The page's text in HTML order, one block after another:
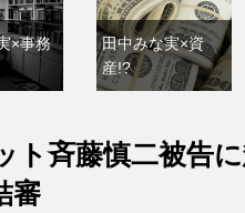
×事務
田中みな実×資
産!?
ト斉藤慎二被告
審